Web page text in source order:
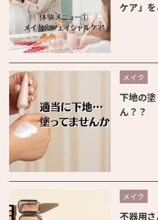
ケア」
メイク
下地の
ん？？
メイク
不器用